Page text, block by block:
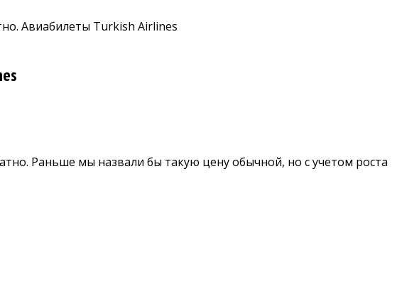
Авиабилеты Turkish Airlines
Раньше мы назвали бы такую цену обычной, но с учетом роста